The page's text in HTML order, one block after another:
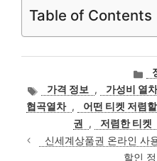
Table of Contents
카
테
고
리
태
그
가격 정보 , 가성비 열차
협곡열차 , 어떤 티켓 저렴
권
, 저렴한 티켓
신세계상품권 온라인 사
할인